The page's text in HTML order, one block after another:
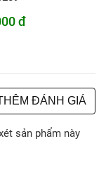
đ
ĐÁNH GIÁ
sản phẩm này